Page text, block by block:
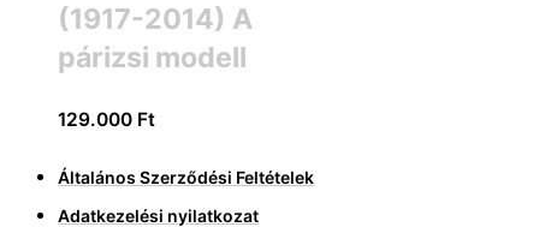
(1917-2014) A
párizsi modell
129.000 Ft
Általános Szerződési Feltételek
Adatkezelési nyilatkozat